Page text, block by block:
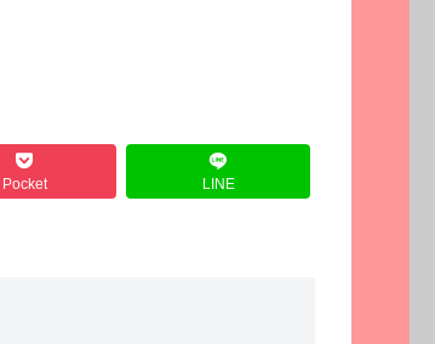
Pocket LINE